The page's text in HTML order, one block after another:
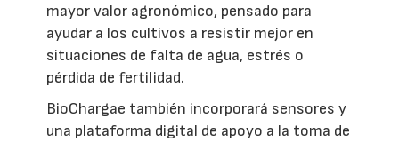
mayor valor agronómico, pensado para
ayudar a los cultivos a resistir mejor en
situaciones de falta de agua, estrés o
pérdida de fertilidad.
BioChargae también incorporará sensores y
una plataforma digital de apoyo a la toma de